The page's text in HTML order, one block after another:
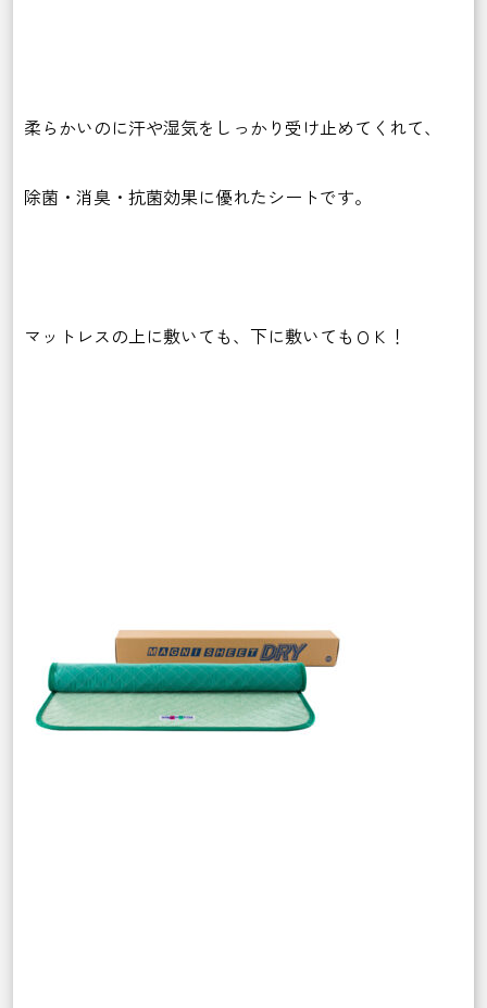
柔らかいのに汗や湿気をしっかり受け止めてくれて、
除菌・消臭・抗菌効果に優れたシートです。
マットレスの上に敷いても、下に敷いてもＯＫ！